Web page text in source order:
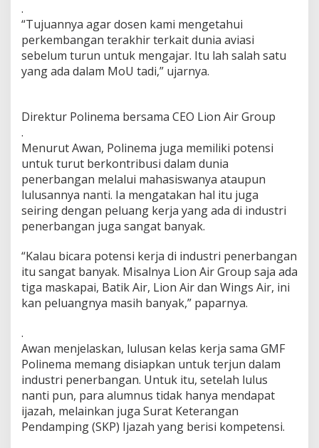
.
“Tujuannya agar dosen kami mengetahui
perkembangan terakhir terkait dunia aviasi
sebelum turun untuk mengajar. Itu lah salah satu
yang ada dalam MoU tadi,” ujarnya.
Direktur Polinema bersama CEO Lion Air Group
.
Menurut Awan, Polinema juga memiliki potensi
untuk turut berkontribusi dalam dunia
penerbangan melalui mahasiswanya ataupun
lulusannya nanti. Ia mengatakan hal itu juga
seiring dengan peluang kerja yang ada di industri
penerbangan juga sangat banyak.
“Kalau bicara potensi kerja di industri penerbangan
itu sangat banyak. Misalnya Lion Air Group saja ada
tiga maskapai, Batik Air, Lion Air dan Wings Air, ini
kan peluangnya masih banyak,” paparnya.
.
Awan menjelaskan, lulusan kelas kerja sama GMF
Polinema memang disiapkan untuk terjun dalam
industri penerbangan. Untuk itu, setelah lulus
nanti pun, para alumnus tidak hanya mendapat
ijazah, melainkan juga Surat Keterangan
Pendamping (SKP) Ijazah yang berisi kompetensi.